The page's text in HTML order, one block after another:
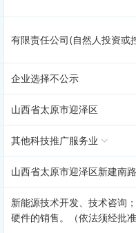
有限责任公司(自然人投资或
企业选择不公示
山西省太原市迎泽区
其他科技推广服务业
山西省太原市迎泽区新建南
新能源技术开发、技术咨询
硬件的销售。（依法须经批